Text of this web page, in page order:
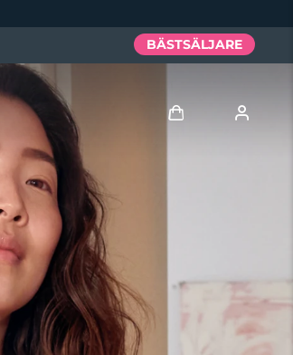
BÄSTSÄLJARE
Mina beställningar
Mina adresser